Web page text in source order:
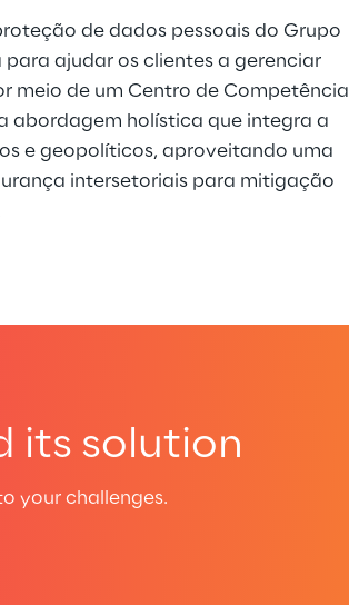
de dados pessoais do Grupo
ajudar os clientes a gerenciar
meio de um Centro de Competência
abordagem holística que integra a
e geopolíticos, aproveitando uma
intersetoriais para mitigação
its solution
your challenges.